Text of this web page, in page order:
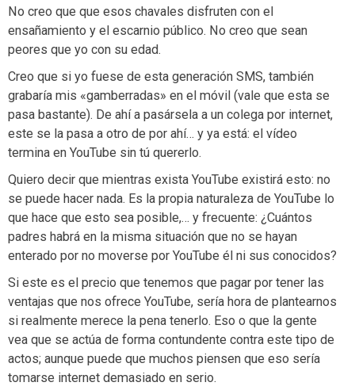
No creo que que esos chavales disfruten con el
ensañamiento y el escarnio público. No creo que sean
peores que yo con su edad.
Creo que si yo fuese de esta generación SMS, también
grabaría mis «gamberradas» en el móvil (vale que esta se
pasa bastante). De ahí a pasársela a un colega por internet,
este se la pasa a otro de por ahí… y ya está: el vídeo
termina en YouTube sin tú quererlo.
Quiero decir que mientras exista YouTube existirá esto: no
se puede hacer nada. Es la propia naturaleza de YouTube lo
que hace que esto sea posible,… y frecuente: ¿Cuántos
padres habrá en la misma situación que no se hayan
enterado por no moverse por YouTube él ni sus conocidos?
Si este es el precio que tenemos que pagar por tener las
ventajas que nos ofrece YouTube, sería hora de plantearnos
si realmente merece la pena tenerlo. Eso o que la gente
vea que se actúa de forma contundente contra este tipo de
actos; aunque puede que muchos piensen que eso sería
tomarse internet demasiado en serio.